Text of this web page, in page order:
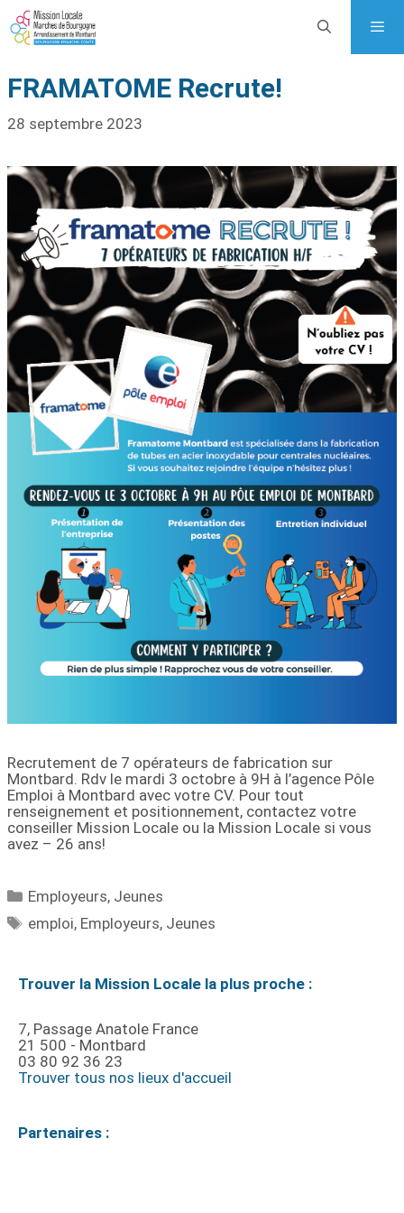
FRAMATOME Recrute!
28 septembre 2023
Recrutement de 7 opérateurs de fabrication sur
Montbard. Rdv le mardi 3 octobre à 9H à l’agence Pôle
Emploi à Montbard avec votre CV. Pour tout
renseignement et positionnement, contactez votre
conseiller Mission Locale ou la Mission Locale si vous
avez – 26 ans!
Employeurs, Jeunes
emploi, Employeurs, Jeunes
Trouver la Mission Locale la plus proche :
7, Passage Anatole France
21 500 - Montbard
03 80 92 36 23
Trouver tous nos lieux d'accueil
Partenaires :